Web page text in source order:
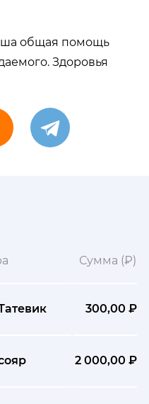
общая помощь
Здоровья
Сумма (₽)
300,00 ₽
2 000,00 ₽